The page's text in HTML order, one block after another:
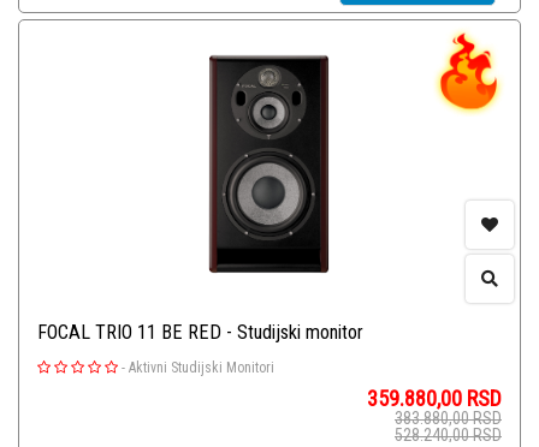
FOCAL TRIO 11 BE RED - Studijski monitor
- Aktivni Studijski Monitori
359.880,00 RSD
383.880,00RSD
528.240,00RSD